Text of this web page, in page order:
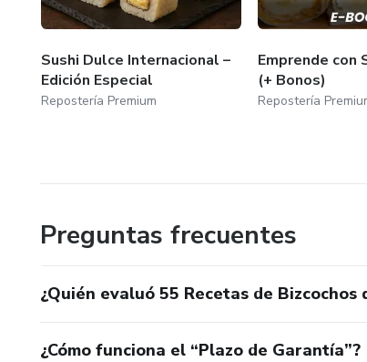
Sushi Dulce Internacional –
Edición Especial
Repostería Premium
Emprende con
(+ Bonos)
Repostería
Preguntas frecuentes
¿Quién evaluó 55 Recetas de Bizcochos
¿Cómo funciona el “Plazo de Garantía”?